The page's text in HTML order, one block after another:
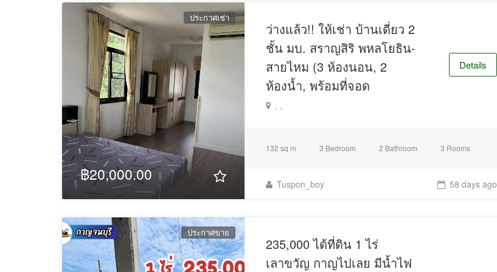
Call. Khun George0856604561 ( owner) See less
ประกาศเช่า
฿20,000.00
ว่างแล้ว!! ให้เช่า บ้านเดี่ยว 2
ชั้น มบ. สราญสิริ พหลโยธิน-
สายไหม (3 ห้องนอน, 2
ห้องน้ำ, พร้อมที่จอด
, ,
Details
132 sq m 3 Bedroom 2 Bathroom 3 Rooms
Tuspon_boy 58 days ago
ประกาศขาย
235,000 ได้ที่ดิน 1 ไร่
เลาขวัญ กาญไปเลย มีน้ำไฟ